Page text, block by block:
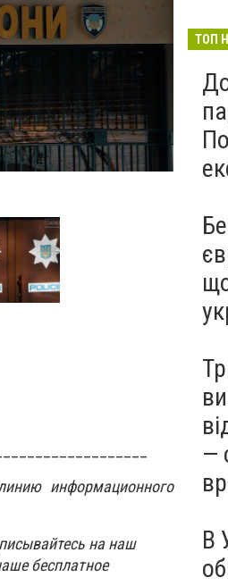
информационного
на наш
бесплатное
ТОП
—
В